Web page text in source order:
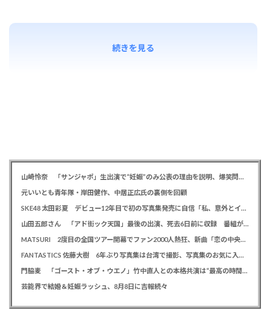
続きを見る
山崎怜奈 「サンジャポ」生出演で“妊娠”のみ公表の理由を説明、爆笑問題には「お祝い待ってます」
元いいとも青年隊・岸田健作、中居正広氏の裏側を回顧
SKE48 太田彩夏 デビュー12年目で初の写真集発売に自信「私、意外とイイ！」、勝負カットはベッド上のヌーディーな姿
山田五郎さん 「アド街ック天国」最後の出演、死去6日前に収録 番組が感謝「天国の五郎さんへ」
MATSURI 2度目の全国ツアー開幕でファン2000人熱狂、新曲「恋の中央線」も初披露「この曲で売れたいよ！」
FANTASTICS 佐藤大樹 6年ぶり写真集は台湾で撮影、写真集のお気に入りカットは「両親に見られるの恥ずかしい」
門脇麦 「ゴースト・オブ・ウエノ」竹中直人との本格共演は“最高の時間”「台本よりたくさんしゃべってた」
芸能界で結婚＆妊娠ラッシュ、8月8日に吉報続々